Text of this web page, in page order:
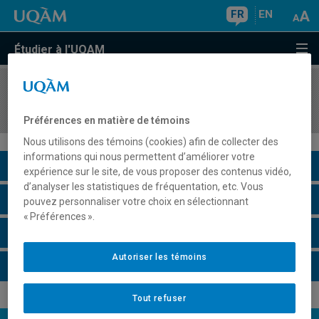
FR EN
Étudier à l'UQAM
COURS//
Description du cours
Horaire - Été 2026
Préférences en matière de témoins
Nous utilisons des témoins (cookies) afin de collecter des
informations qui nous permettent d’améliorer votre
expérience sur le site, de vous proposer des contenus vidéo,
d’analyser les statistiques de fréquentation, etc. Vous
pouvez personnaliser votre choix en sélectionnant
« Préférences ».
Tout refuser
Autoriser les témoins